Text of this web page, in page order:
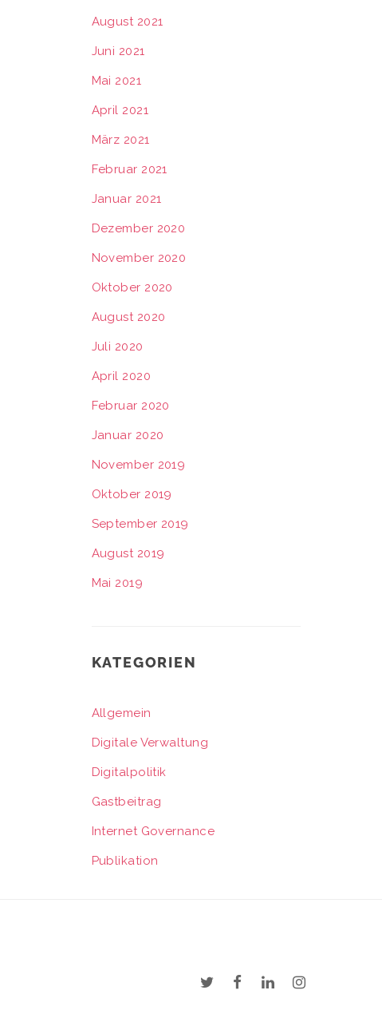
August 2021
Juni 2021
Mai 2021
April 2021
März 2021
Februar 2021
Januar 2021
Dezember 2020
November 2020
Oktober 2020
August 2020
Juli 2020
April 2020
Februar 2020
Januar 2020
November 2019
Oktober 2019
September 2019
August 2019
Mai 2019
KATEGORIEN
Allgemein
Digitale Verwaltung
Digitalpolitik
Gastbeitrag
Internet Governance
Publikation